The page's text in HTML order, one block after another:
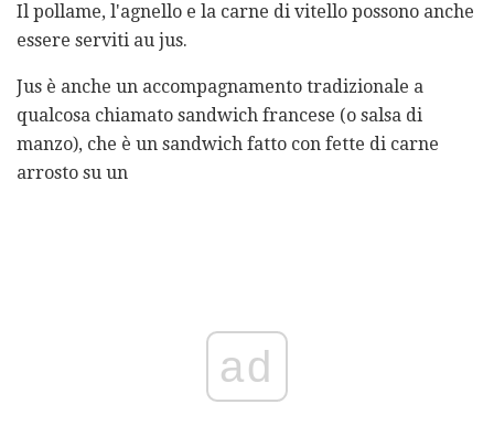
Il pollame, l'agnello e la carne di vitello possono anche
essere serviti au jus.
Jus è anche un accompagnamento tradizionale a
qualcosa chiamato sandwich francese (o salsa di
manzo), che è un sandwich fatto con fette di carne
arrosto su un
ad